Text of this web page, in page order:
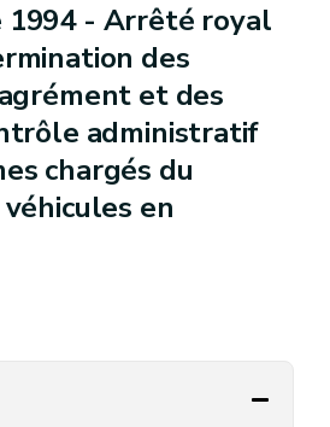
1994 - Arrêté royal
des
et des
administratif
chargés du
en